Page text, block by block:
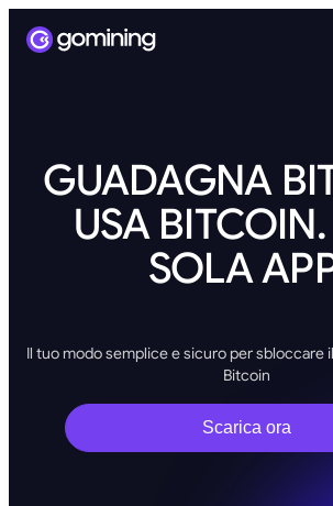
GUADAGNA
USA
SOLA
Il tuo modo semplice e sicuro per sbloccare
Bitcoin
Scarica ora